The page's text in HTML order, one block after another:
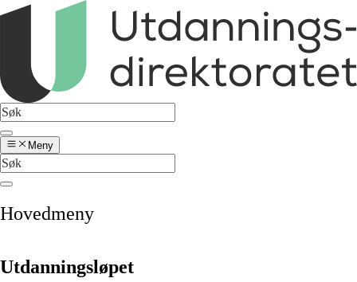
Meny
Hovedmeny
Utdanningsløpet